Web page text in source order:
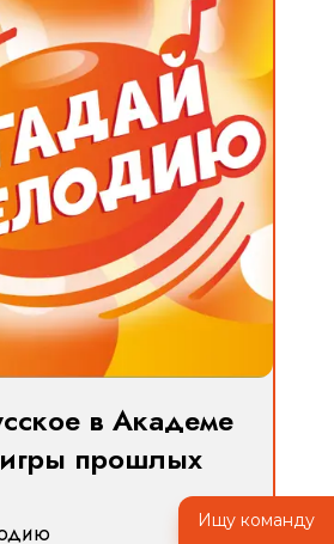
в Академе
прошлых
Ищу команду